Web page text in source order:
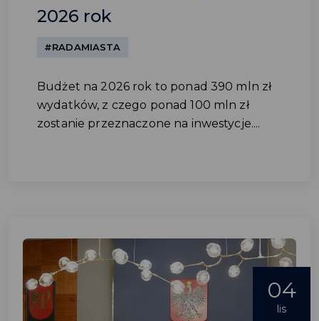
2026 rok
#RADAMIASTA
Budżet na 2026 rok to ponad 390 mln zł
wydatków, z czego ponad 100 mln zł
zostanie przeznaczone na inwestycje....
04
lis